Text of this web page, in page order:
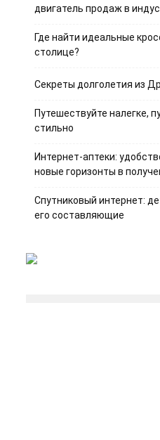
двигатель продаж в
Где найти идеальные
столице?
Секреты долголетия из
Путешествуйте налегке,
стильно
Интернет-аптеки:
новые горизонты в
Спутниковый интернет:
его составляющие